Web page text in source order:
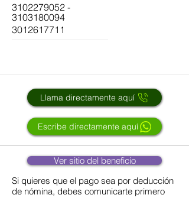
3102279052 -
3103180094
3012617711
Llama directamente aquí
Escribe directamente aquí
Ver sitio del beneficio
Si quieres que el pago sea por deducción
de nómina, debes comunicarte primero